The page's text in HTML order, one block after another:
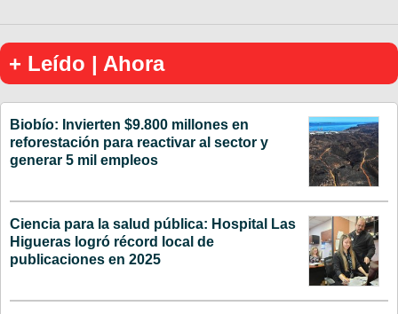
+ Leído | Ahora
Biobío: Invierten $9.800 millones en
reforestación para reactivar al sector y
generar 5 mil empleos
Ciencia para la salud pública: Hospital Las
Higueras logró récord local de
publicaciones en 2025